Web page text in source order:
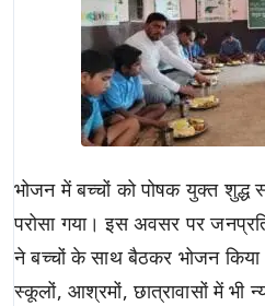
भोजन में बच्चों को पोषक युक्त शुद्ध
परोसा गया। इस अवसर पर
ने बच्चों के साथ बैठकर भोजन
स्कूलों, आश्रमों, छात्रावासों में भी